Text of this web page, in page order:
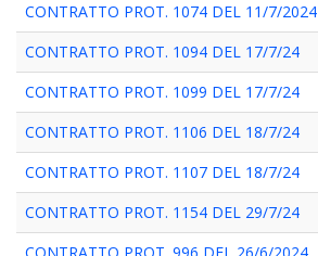
CONTRATTO PROT. 1074 DEL 11/7/2024
CONTRATTO PROT. 1094 DEL 17/7/24
CONTRATTO PROT. 1099 DEL 17/7/24
CONTRATTO PROT. 1106 DEL 18/7/24
CONTRATTO PROT. 1107 DEL 18/7/24
CONTRATTO PROT. 1154 DEL 29/7/24